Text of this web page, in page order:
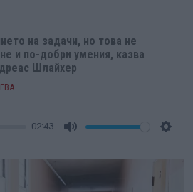
на задачи, но това не
и по-добри умения, казва
Шлайхер
02:43